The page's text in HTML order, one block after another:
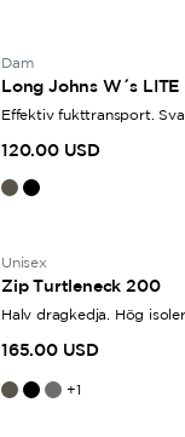
Eftersom
Dam
Long Johns W´s LITE
Effektiv fukttransport.
120.00 USD
Unisex
Zip Turtleneck 200
Halv dragkedja. Hög
165.00 USD
+1